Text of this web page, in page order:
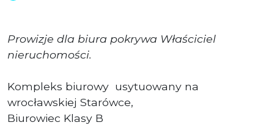
Prowizje dla biura pokrywa Właściciel
nieruchomości.
Kompleks biurowy usytuowany na
wrocławskiej Starówce,
Biurowiec Klasy B